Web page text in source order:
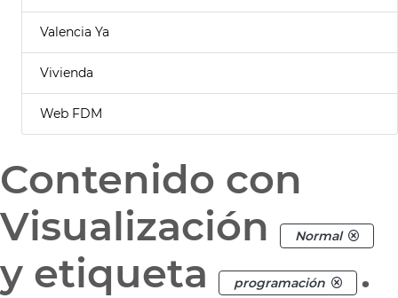
Valencia Ya
Vivienda
Web FDM
Contenido con
Visualización
Normal
y etiqueta programación .